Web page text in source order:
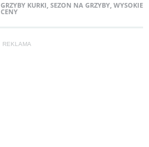
GRZYBY KURKI, SEZON NA GRZYBY, WYSOKIE
CENY
REKLAMA